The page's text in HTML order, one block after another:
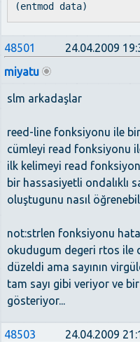
(entmod data)
48501
24.04.2009
miyatu
slm arkadaşlar
reed-line fonksiyonu ile
cümleyi read fonksiyonu
ilk kelimeyi read
bir hassasiyetli ondalıklı
oluştugunu nasıl
not:strlen fonksiyonu
okudugum degeri rtos ile
düzeldi ama sayının
tam sayı gibi veriyor ve
gösteriyor...
48503 24.04.2009